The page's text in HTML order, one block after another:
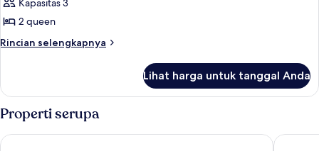
Superior,
2
Tempat
pemandangan
Kapasitas 3
2 queen
Rincian selengkapnya
Rincian
Kamar
Superior,
2
Tempat
Tidur
Lihat harga untuk tanggal Anda
Properti serupa
Cofresi Palm Beach & Spa Resort All Inclusive